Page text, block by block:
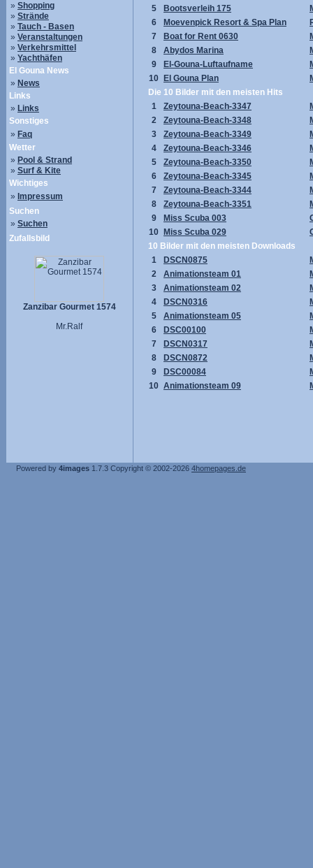
» Shopping
» Strände
» Tauch - Basen
» Veranstaltungen
» Verkehrsmittel
» Yachthäfen
El Gouna News
» News
Links
» Links
Sonstiges
» Faq
Wetter
» Pool & Strand
» Surf & Kite
Wichtiges
» Impressum
Suchen
» Suchen
Zufallsbild
Zanzibar Gourmet 1574
Mr.Ralf
5
Bootsverleih 175
6
Moevenpick Resort & Spa Plan
7
Boat for Rent 0630
8
Abydos Marina
9
El-Gouna-Luftaufname
10
El Gouna Plan
Die 10 Bilder mit den meisten Hits
1
Zeytouna-Beach-3347
2
Zeytouna-Beach-3348
3
Zeytouna-Beach-3349
4
Zeytouna-Beach-3346
5
Zeytouna-Beach-3350
6
Zeytouna-Beach-3345
7
Zeytouna-Beach-3344
8
Zeytouna-Beach-3351
9
Miss Scuba 003
10
Miss Scuba 029
10 Bilder mit den meisten Downloads
1
DSCN0875
2
Animationsteam 01
3
Animationsteam 02
4
DSCN0316
5
Animationsteam 05
6
DSC00100
7
DSCN0317
8
DSCN0872
9
DSC00084
10 Animationsteam 09
Powered by 4images 1.7.3 Copyright © 2002-2026 4homepages.de